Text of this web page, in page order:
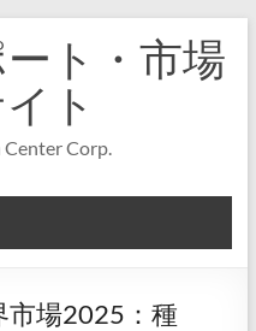
ト・市場
ト
Center Corp.
市場2025：種